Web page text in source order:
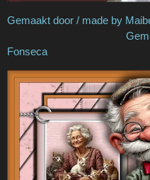
Gemaakt door /
Gemaakt door /
Fonseca